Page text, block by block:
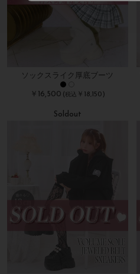
ソックスライク厚底ブーツ
￥16,500 (税込 ￥18,150)
Soldout